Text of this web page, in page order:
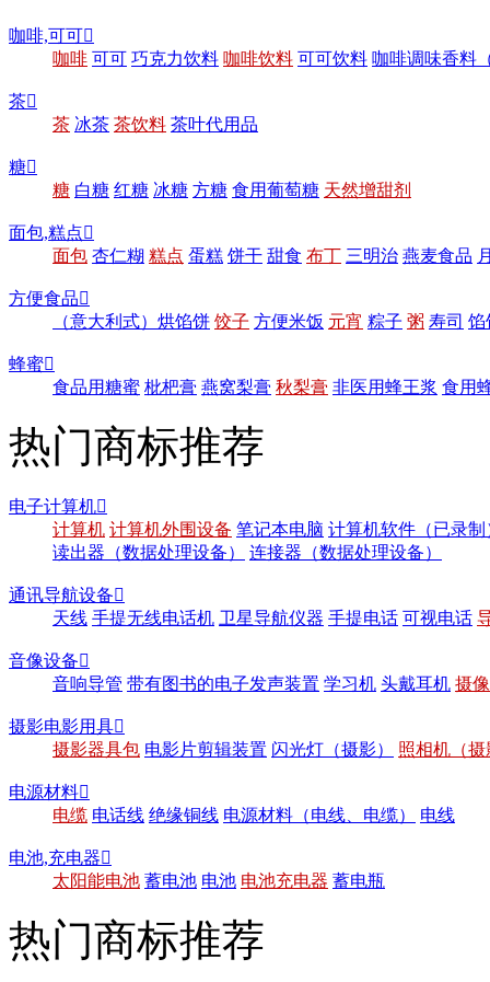
咖啡,可可
咖啡 可可 巧克力饮料 咖啡饮料 可可饮料 咖啡调味香料
茶
茶 冰茶 茶饮料 茶叶代用品
糖
糖 白糖 红糖 冰糖 方糖 食用葡萄糖 天然增甜剂
面包,糕点
面包 杏仁糊 糕点 蛋糕 饼干 甜食 布丁 三明治 燕麦食品
方便食品
（意大利式）烘馅饼 饺子 方便米饭 元宵 粽子 粥 寿司 馅
蜂蜜
食品用糖蜜 枇杷膏 燕窝梨膏 秋梨膏 非医用蜂王浆 食用
热门商标推荐
电子计算机
计算机 计算机外围设备 笔记本电脑 计算机软件（已录制
读出器（数据处理设备）
连接器（数据处理设备）
通讯导航设备
天线 手提无线电话机 卫星导航仪器 手提电话 可视电话
音像设备
音响导管 带有图书的电子发声装置 学习机 头戴耳机 摄
摄影电影用具
摄影器具包 电影片剪辑装置 闪光灯（摄影） 照相机（摄
电源材料
电缆 电话线 绝缘铜线 电源材料（电线、电缆） 电线
电池,充电器
太阳能电池 蓄电池 电池 电池充电器 蓄电瓶
热门商标推荐